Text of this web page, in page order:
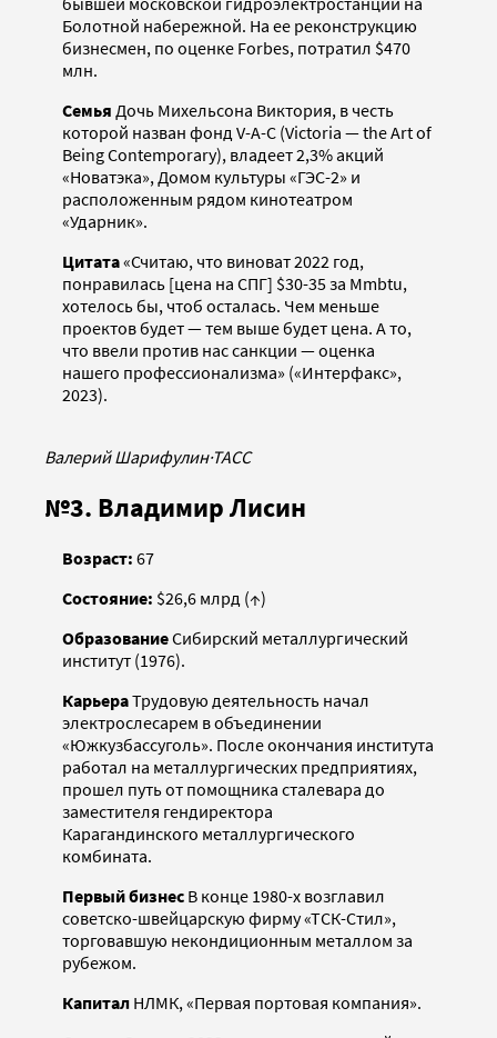
Болотной набережной. На ее реконструкцию
бизнесмен, по оценке Forbes, потратил $470
млн.
Семья Дочь Михельсона Виктория, в честь
которой назван фонд V-A-C (Victoria — the Art of
Вeing Contemporary), владеет 2,3% акций
«Новатэка», Домом культуры «ГЭС-2» и
расположенным рядом кинотеатром
«Ударник».
Цитата«Считаю, что виноват 2022 год,
понравилась [цена на СПГ] $30-35 за Mmbtu,
хотелось бы, чтоб осталась. Чем меньше
проектов будет — тем выше будет цена. А то,
что ввели против нас санкции — оценка
нашего профессионализма» («Интерфакс»,
2023).
Валерий Шарифулин·ТАСС
№3. Владимир Лисин
Возраст: 67
Состояние: $26,6 млрд (↑)
ОбразованиеСибирский металлургический
институт (1976).
КарьераТрудовую деятельность начал
электрослесарем в объединении
«Южкузбассуголь». После окончания института
работал на металлургических предприятиях,
прошел путь от помощника сталевара до
заместителя гендиректора
Карагандинского металлургического
комбината.
Первый бизнес В конце 1980-x возглавил
советско-швейцарскую фирму «ТСК-Стил»,
торговавшую некондиционным металлом за
рубежом.
Капитал НЛМК, «Первая портовая компания».